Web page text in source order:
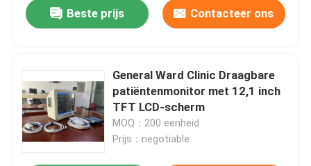
Beste prijs Contacteer ons
General Ward Clinic Draagbare
patiëntenmonitor met 12,1 inch
TFT LCD-scherm
MOQ：200 eenheid
Prijs：negotiable